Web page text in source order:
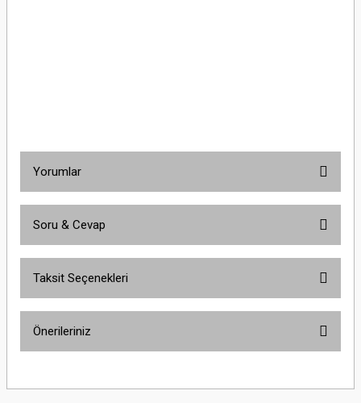
Yorumlar
Soru & Cevap
Taksit Seçenekleri
Önerileriniz
yetersiz gördüğünüz noktaları öneri formunu kullanarak tarafımıza